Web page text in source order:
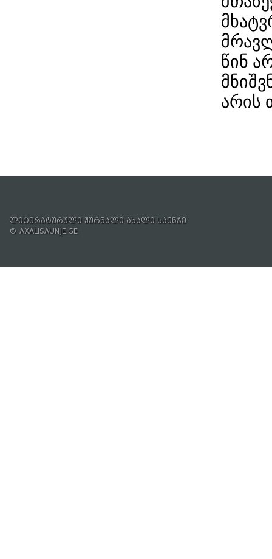
წინ
არის
ლიტერატურული ჟურნალი ახალი საუნჯე
© AXALISAUNJE.GE